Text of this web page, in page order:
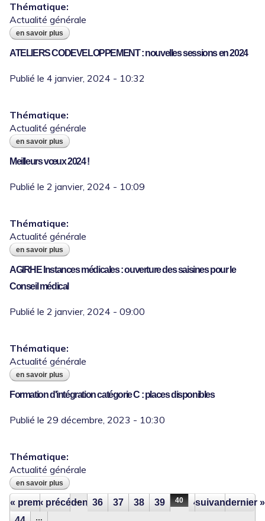
Thématique:
Actualité générale
en savoir plus à propos de 6 février : webinaire sur la
ATELIERS CODEVELOPPEMENT : nouvelles sessions en 2024
Thématique:
Actualité générale
en savoir plus à propos de ateliers codeveloppement :
Meilleurs vœux 2024 !
Thématique:
Actualité générale
en savoir plus à propos de meilleurs vœux 2024 !
AGIRHE Instances médicales : ouverture des saisines pour le
Conseil médical
Thématique:
Actualité générale
en savoir plus à propos de agirhe instances médicales :
médical
Formation d'intégration catégorie C : places disponibles
Thématique:
Actualité générale
en savoir plus à propos de formation d'intégration
catégorie c : places disponibles
Pages
« premier‹ précédent
… 36 37 38 39 40 41 42
43
…
suivant ›dernier »